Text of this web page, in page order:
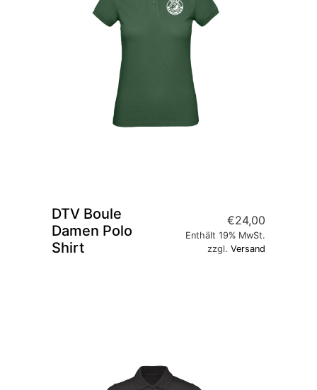
DTV Boule
Damen Polo
Shirt
€24,00
Enthält 19% MwSt.
zzgl.Versand